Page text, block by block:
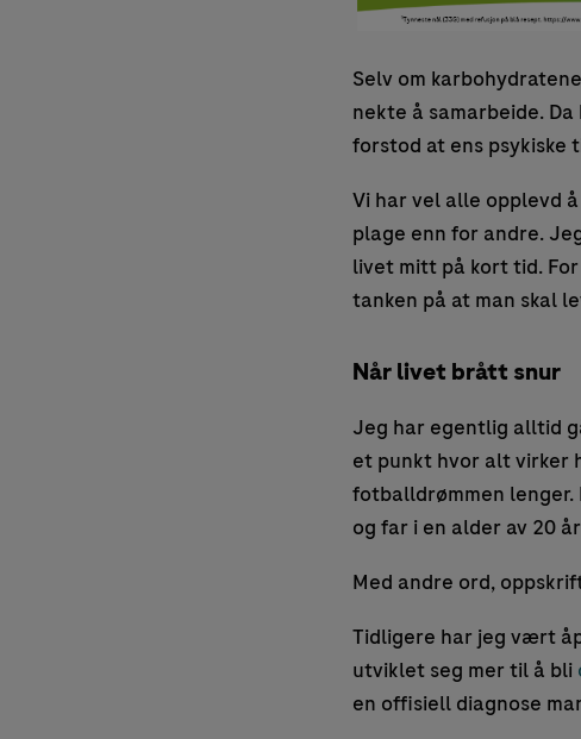
Selv om
nekte å samarbeide.
forstod at ens psykiske
Vi har vel alle opplevd
plage enn for andre.
livet mitt på kort tid.
tanken på at man skal
Når livet brått snur
Jeg har egentlig alltid
et punkt hvor alt virker
fotballdrømmen
og far i en alder av 20
Med andre ord,
Tidligere har jeg vært
utviklet seg mer til å bli
en offisiell diagnose